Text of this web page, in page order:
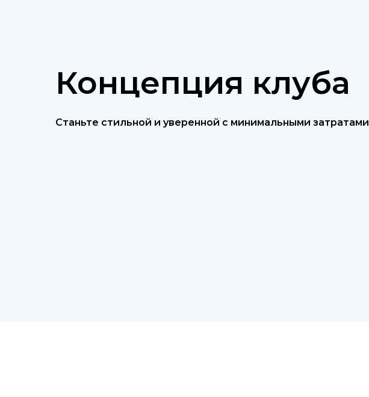
Концепция клуба
Станьте стильной и уверенной с минимальными затратами